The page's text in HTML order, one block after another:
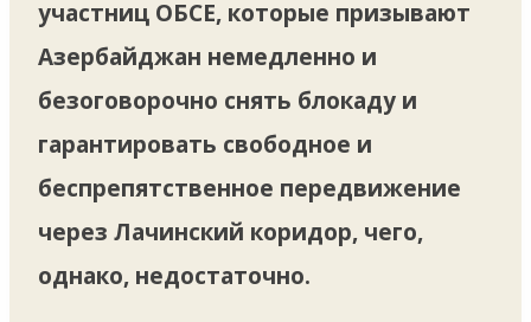
участниц ОБСЕ, которые призывают
Азербайджан немедленно и
безоговорочно снять блокаду и
гарантировать свободное и
беспрепятственное передвижение
через Лачинский коридор, чего,
однако, недостаточно.